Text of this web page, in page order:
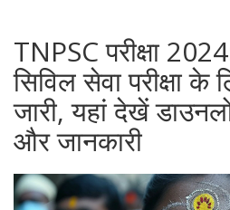
TNPSC परीक्षा
सिविल सेवा परीक्षा के
जारी, यहां देखें
और जानकारी